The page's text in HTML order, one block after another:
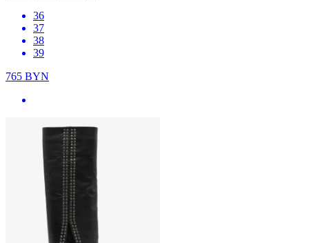
36
37
38
39
765 BYN